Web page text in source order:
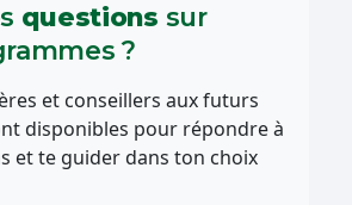
questions sur
?
et conseillers aux futurs
disponibles pour répondre à
et te guider dans ton choix